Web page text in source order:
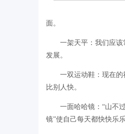
面。
一架天平：我们应
发展。
一双运动鞋：现在
比别人快。
一面哈哈镜：“山不
镜”使自己每天都快快乐乐